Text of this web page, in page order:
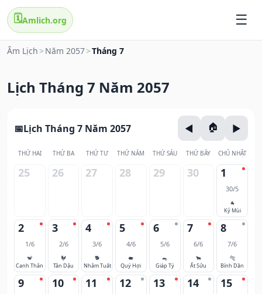
🗓️Amlich.org
Âm Lịch > Năm 2057>Tháng 7
Lịch Tháng 7 Năm 2057
Lịch Tháng 7 Năm 2057
THỨ HAI THỨ BA THỨ TƯ THỨ NĂM THỨ SÁU THỨ BẢY CHỦ NHẬT
25 26 27 28 29 30 1
30/5
🐐
Kỷ Mùi
2
1/6
🐒
Canh Thân
3
2/6
🐓
Tân Dậu
4
3/6
🐕
Nhâm Tuất
5
4/6
🐖
Quý Hợi
6
5/6
🐀
Giáp Tý
7
6/6
🐂
Ất Sửu
8
7/6
🐅
Bính Dần
9 10 11 12 13 14 15